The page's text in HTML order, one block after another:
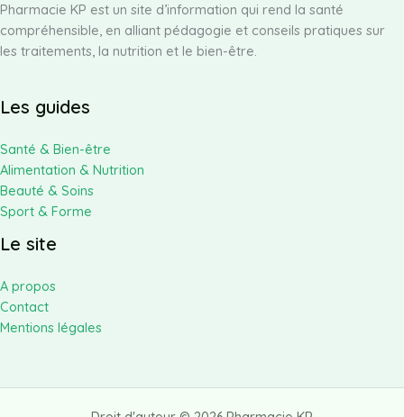
:
conseils
pratiques
Pharmacie KP est un site d’information qui rend la santé
compréhensible, en alliant pédagogie et conseils pratiques sur
les traitements, la nutrition et le bien-être.
Les guides
Santé & Bien-être
Alimentation & Nutrition
Beauté & Soins
Sport & Forme
Le site
A propos
Contact
Mentions légales